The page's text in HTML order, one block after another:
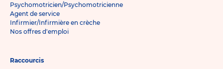
Psychomotricien/Psychomotricienne
Agent de service
Infirmier/Infirmière en crèche
Nos offres d'emploi
Raccourcis